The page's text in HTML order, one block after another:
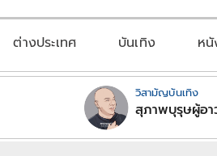
ต่างประเทศ บันเทิง ห
วิสามัญบันเทิง
สุภาพบุรุษผู้อา